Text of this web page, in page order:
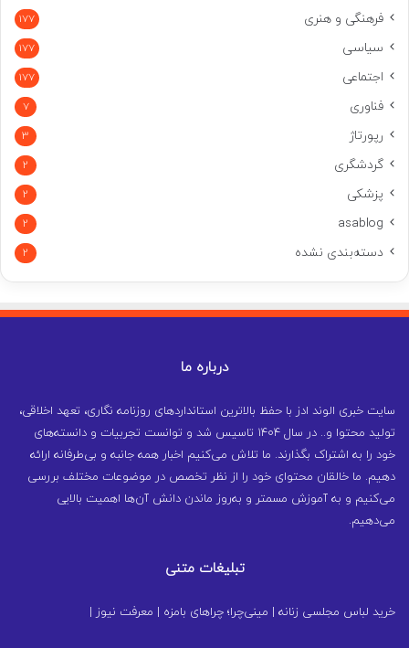
فرهنگی و هنری 177
سیاسی 177
اجتماعی 177
فناوری 7
رپورتاژ 3
گردشگری 2
پزشکی 2
asablog
2
دسته‌بندی نشده 2
درباره ما
سایت خبری الوند ادز با حفظ بالاترین استانداردهای روزنامه نگاری، تعهد اخلاقی،
تولید محتوا و.. در سال ۱۴۰۴ تاسیس شد و توانست تجربیات و دانسته‌های
خود را به اشتراک بگذارند. ما تلاش می‌کنیم اخبار همه جانبه و بی‌طرفانه ارائه
دهیم. ما خالقان محتوای خود را از نظر تخصص در موضوعات مختلف بررسی
می‌کنیم و به آموزش مسمتر و به‌روز ماندن دانش آن‌ها اهمیت بالایی
می‌دهیم.
تبلیغات متنی
خرید لباس مجلسی زنانه مینی‌چرا؛ چراهای بامزه معرفت نیوز